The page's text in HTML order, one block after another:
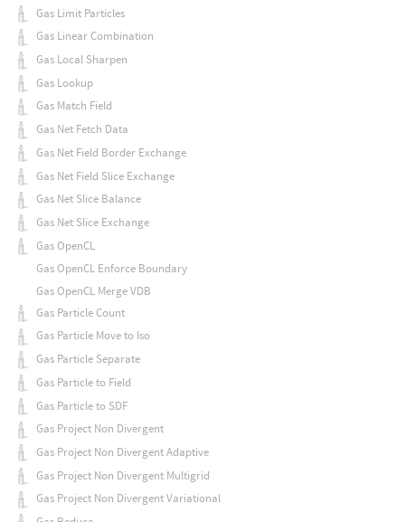
Gas Limit Particles
Gas Linear Combination
Gas Local Sharpen
Gas Lookup
Gas Match Field
Gas Net Fetch Data
Gas Net Field Border Exchange
Gas Net Field Slice Exchange
Gas Net Slice Balance
Gas Net Slice Exchange
Gas OpenCL
Gas OpenCL Enforce Boundary
Gas OpenCL Merge VDB
Gas Particle Count
Gas Particle Move to Iso
Gas Particle Separate
Gas Particle to Field
Gas Particle to SDF
Gas Project Non Divergent
Gas Project Non Divergent Adaptive
Gas Project Non Divergent Multigrid
Gas Project Non Divergent Variational